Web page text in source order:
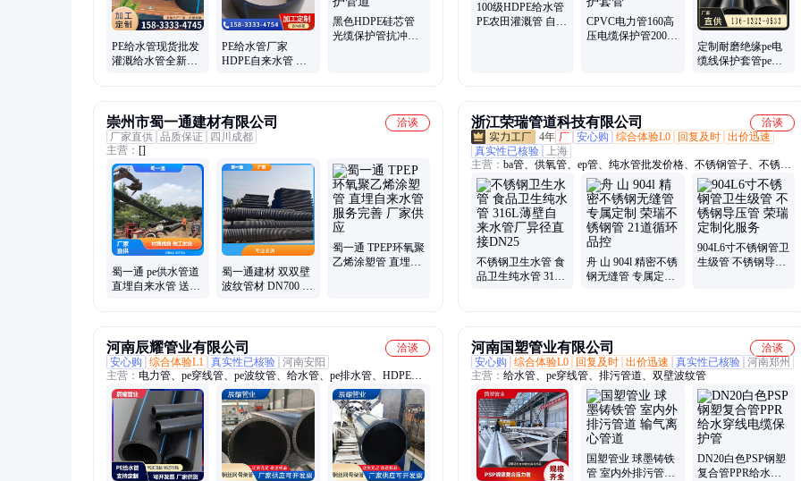
PE给水管现货批发
灌溉给水管全新料
PE给水管厂家
HDPE自来水管 大
黑色HDPE硅芯管
光缆保护管抗冲击
100级HDPE给水管
PE农田灌溉管 自来
CPVC电力管160高
压电缆保护管200加
定制耐磨绝缘pe电
缆线保护套管pe盘
崇州市蜀一通建材有限公司
洽谈
厂家直供 品质保证
四川成都
主营： []
蜀一通 pe供水管道
直埋自来水管 送货
蜀一通建材 双双壁
波纹管材 DN700 寄
蜀一通 TPEP环氧聚
乙烯涂塑管 直埋自
浙江荣瑞管道科技有限公司
洽谈
4年 厂 安心购 综合体验L0 回复及时 出价迅速
真实性已核验
上海
主营： ba管、供氧管、ep管、纯水管批发价格、不锈钢管子、不锈钢
卫生管、不锈钢精密管、不锈钢管材、不锈钢管厂家、不锈钢无缝
管、不锈钢工业管、卡套管、304不锈钢管、316不锈钢管
不锈钢卫生水管 食
品卫生纯水管 316L
舟 山 904l 精密不锈
钢无缝管 专属定制
904L6寸不锈钢管卫
生级管 不锈钢导压
河南辰耀管业有限公司
洽谈
安心购
综合体验L1 真实性已核验 河南安阳
主营： 电力管、pe穿线管、pe波纹管、给水管、pe排水管、HDPE给
水管、CPVC高压电力管、电线护套管、电缆保护管、排水波纹管、
碳素波纹管、梅花穿线管、钢带波纹管、电缆穿线管、电缆护套管、
双壁波纹管、螺旋缠绕管、波纹管塑料、电力保护管、排水排污管、
MPP电力管、CPVC电力管、MPP电缆保护管、钢带管、钢丝网骨架
河南国塑管业有限公司
洽谈
安心购
综合体验L0 回复及时 出价迅速 真实性已核验 河南郑州
主营： 给水管、pe穿线管、排污管道、双壁波纹管
国塑管业 球墨铸铁
管 室内外排污管道
DN20白色PSP钢塑
复合管PPR给水穿